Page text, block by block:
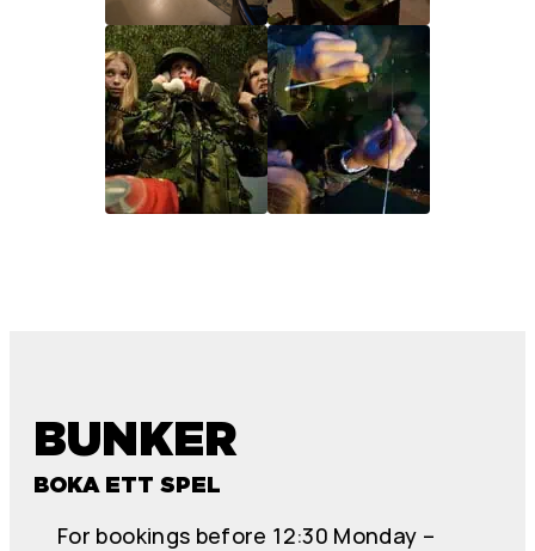
BUNKER
BOKA ETT SPEL
For bookings before 12:30 Monday –